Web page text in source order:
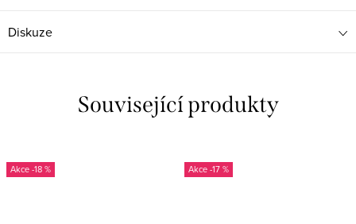
Diskuze
Související produkty
-18 % -17 %